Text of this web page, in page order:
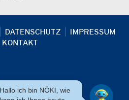
DATENSCHUTZ
IMPRESSUM
KONTAKT
Hallo ich bin NÖKI, wie